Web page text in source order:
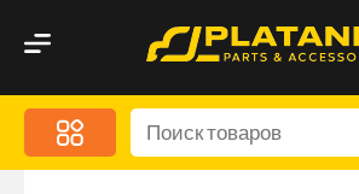
Меню
Акционные предложения